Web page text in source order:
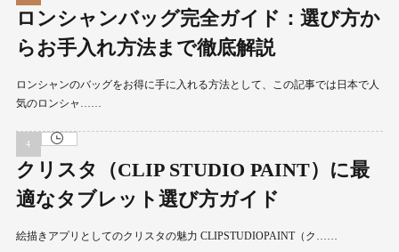
ロンシャンバッグ完全ガイド：選び方か
らお手入れ方法まで徹底解説
ロンシャンのバッグをお得に手に入れる方法として、この記事では日本で人
気のロンシャ……
クリスタ（CLIP STUDIO PAINT）に最
適なタブレット選び方ガイド
絵描きアプリとしてのクリスタの魅力 CLIPSTUDIOPAINT（ク……